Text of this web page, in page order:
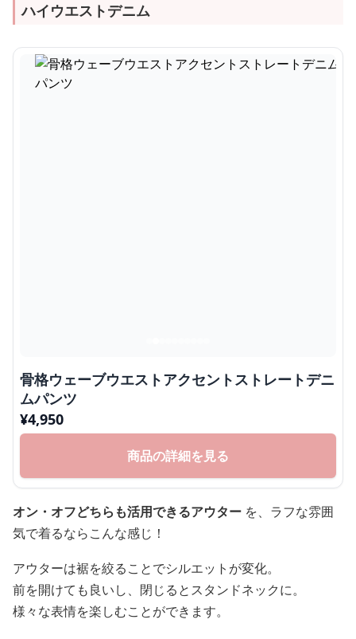
ハイウエストデニム
骨格ウェーブウエストアクセントストレートデニ
ムパンツ
¥4,950
商品の詳細を見る
オン・オフどちらも活用できるアウター を、ラフな雰囲
気で着るならこんな感じ！
アウターは裾を絞ることでシルエットが変化。
前を開けても良いし、閉じるとスタンドネックに。
様々な表情を楽しむことができます。